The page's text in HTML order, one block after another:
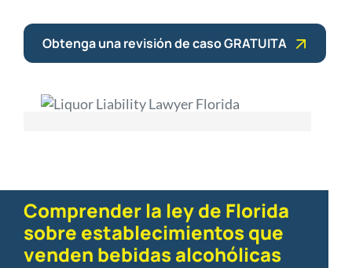
Obtenga una revisión de caso GRATUITA
Comprender la ley de Florida
sobre establecimientos que
venden bebidas alcohólicas